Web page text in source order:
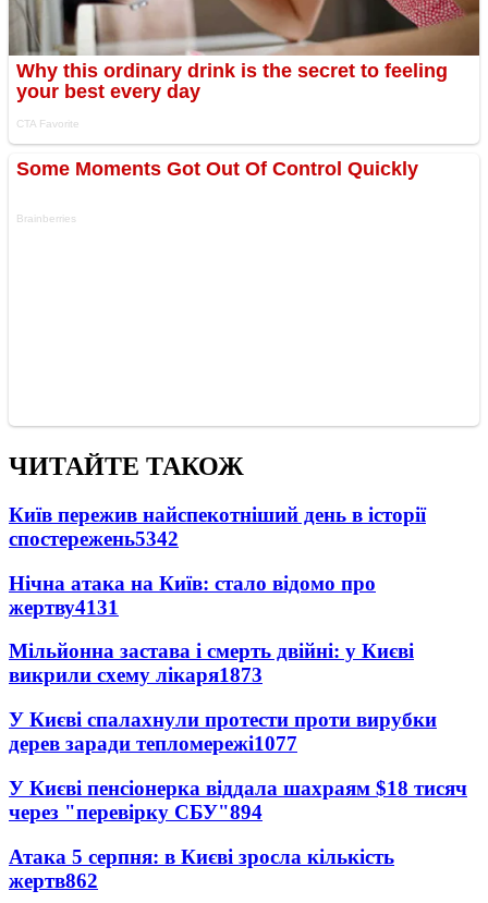
ЧИТАЙТЕ ТАКОЖ
Київ пережив найспекотніший день в історії
спостережень5342
Нічна атака на Київ: стало відомо про
жертву4131
Мільйонна застава і смерть двійні: у Києві
викрили схему лікаря1873
У Києві спалахнули протести проти вирубки
дерев заради тепломережі1077
У Києві пенсіонерка віддала шахраям $18 тисяч
через "перевірку СБУ"894
Атака 5 серпня: в Києві зросла кількість
жертв862